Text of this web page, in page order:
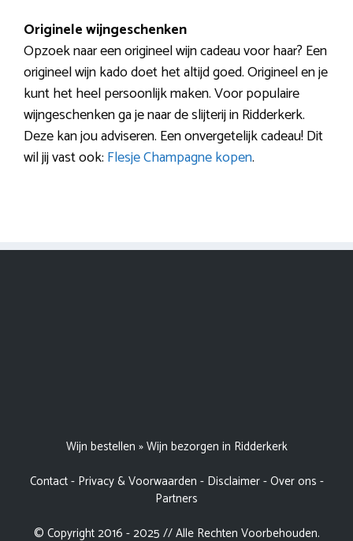
Originele wijngeschenken
Opzoek naar een origineel wijn cadeau voor haar? Een
origineel wijn kado doet het altijd goed. Origineel en je
kunt het heel persoonlijk maken. Voor populaire
wijngeschenken ga je naar de slijterij in Ridderkerk.
Deze kan jou adviseren. Een onvergetelijk cadeau! Dit
wil jij vast ook: Flesje Champagne kopen.
Wijn bestellen »Wijn bezorgen in Ridderkerk
Contact- Privacy & Voorwaarden - Disclaimer-Over ons -
Partners
© Copyright 2016 - 2025 // Alle Rechten Voorbehouden.